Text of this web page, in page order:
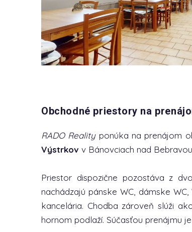
Obchodné priestory na
RADO Realityponúka na prenájom
Výstrkov v Bánovciach nad
Priestor dispozične pozostáva z
nachádzajú pánske WC, dámske
kancelária. Chodba zároveň slúži
hornom podlaží. Súčasťou prenájmu